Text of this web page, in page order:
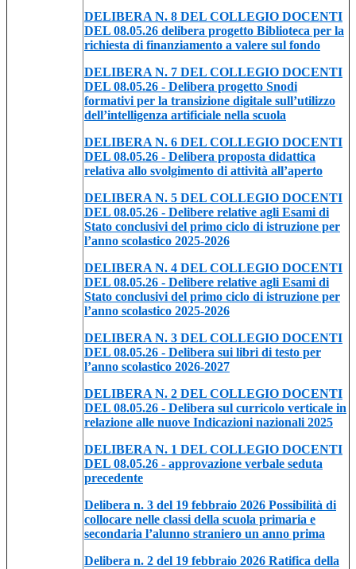
DELIBERA N. 8 DEL COLLEGIO DOCENTI
DEL 08.05.26 delibera progetto Biblioteca per la
richiesta di finanziamento a valere sul fondo
DELIBERA N. 7 DEL COLLEGIO DOCENTI
DEL 08.05.26 - Delibera progetto Snodi
formativi per la transizione digitale sull’utilizzo
dell’intelligenza artificiale nella scuola
DELIBERA N. 6 DEL COLLEGIO DOCENTI
DEL 08.05.26 - Delibera proposta didattica
relativa allo svolgimento di attività all’aperto
DELIBERA N. 5 DEL COLLEGIO DOCENTI
DEL 08.05.26 - Delibere relative agli Esami di
Stato conclusivi del primo ciclo di istruzione per
l’anno scolastico 2025-2026
DELIBERA N. 4 DEL COLLEGIO DOCENTI
DEL 08.05.26 - Delibere relative agli Esami di
Stato conclusivi del primo ciclo di istruzione per
l’anno scolastico 2025-2026
DELIBERA N. 3 DEL COLLEGIO DOCENTI
DEL 08.05.26 - Delibera sui libri di testo per
l’anno scolastico 2026-2027
DELIBERA N. 2 DEL COLLEGIO DOCENTI
DEL 08.05.26 - Delibera sul curricolo verticale in
relazione alle nuove Indicazioni nazionali 2025
DELIBERA N. 1 DEL COLLEGIO DOCENTI
DEL 08.05.26 - approvazione verbale seduta
precedente
Delibera n. 3 del 19 febbraio 2026 Possibilità di
collocare nelle classi della scuola primaria e
secondaria l’alunno straniero un anno prima
Delibera n. 2 del 19 febbraio 2026 Ratifica della